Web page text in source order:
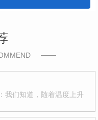
我们知道，随着温度上升